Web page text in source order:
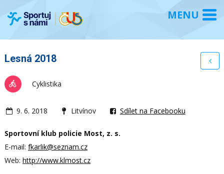
Lesná 2018
Cyklistika
9. 6. 2018 Litvínov Sdílet na Facebooku
Sportovní klub policie Most, z. s.
E-mail: fkarlik@seznam.cz
Web: http://www.klmost.cz